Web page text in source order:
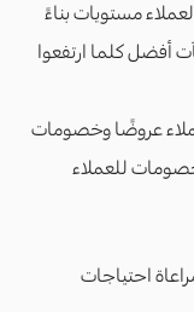
مستويات بناءً
أفضل كلما ارتفعوا
عروضًا وخصومات
للعملاء
احتياجات